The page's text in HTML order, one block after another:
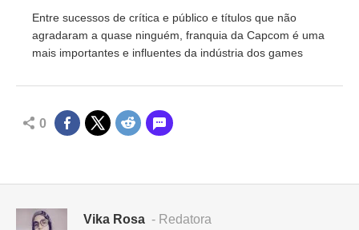
Entre sucessos de crítica e público e títulos que não
agradaram a quase ninguém, franquia da Capcom é uma
mais importantes e influentes da indústria dos games
0
Vika Rosa - Redatora